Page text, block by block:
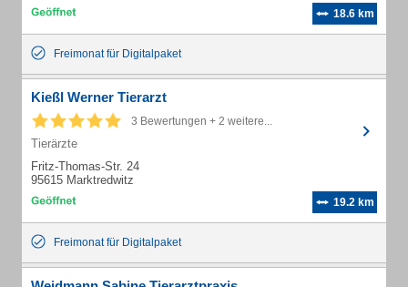
18.6 km
Freimonat für Digitalpaket
Kießl Werner Tierarzt
3 Bewertungen + 2 weitere...
Tierärzte
Fritz-Thomas-Str. 24
95615 Marktredwitz
19.2 km
Freimonat für Digitalpaket